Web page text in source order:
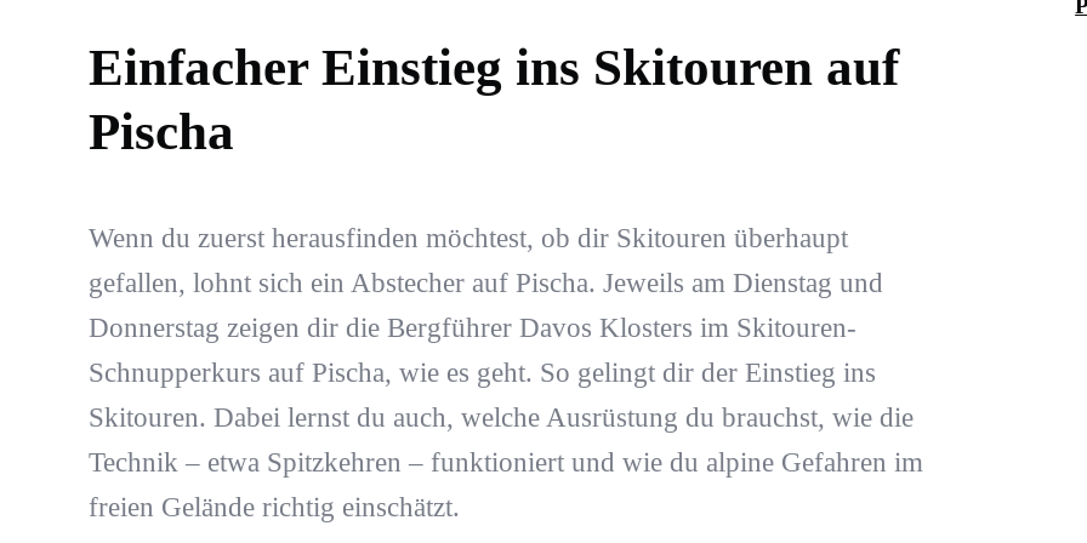
Einfacher Einstieg ins Skitouren auf
Pischa
Wenn du zuerst herausfinden möchtest, ob dir Skitouren überhaupt
gefallen, lohnt sich ein Abstecher auf Pischa. Jeweils am Dienstag und
Donnerstag zeigen dir die Bergführer Davos Klosters im Skitouren-
Schnupperkurs auf Pischa, wie es geht. So gelingt dir der Einstieg ins
Skitouren. Dabei lernst du auch, welche Ausrüstung du brauchst, wie die
Technik – etwa Spitzkehren – funktioniert und wie du alpine Gefahren im
freien Gelände richtig einschätzt.